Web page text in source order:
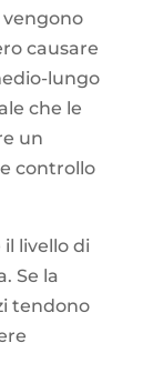
causare
lungo
che le
un
controllo
livello di
Se la
tendono